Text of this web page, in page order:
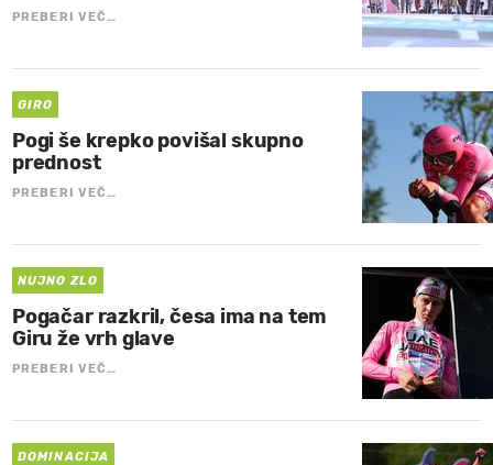
PREBERI VEČ…
GIRO
Pogi še krepko povišal skupno
prednost
PREBERI VEČ…
NUJNO ZLO
Pogačar razkril, česa ima na tem
Giru že vrh glave
PREBERI VEČ…
DOMINACIJA